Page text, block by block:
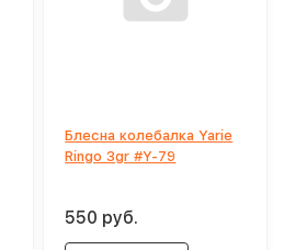
Блесна колебалка Yarie
Ringo 3gr #Y-79
550 руб.